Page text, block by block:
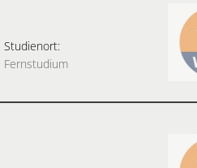
Studienort:
Fernstudium